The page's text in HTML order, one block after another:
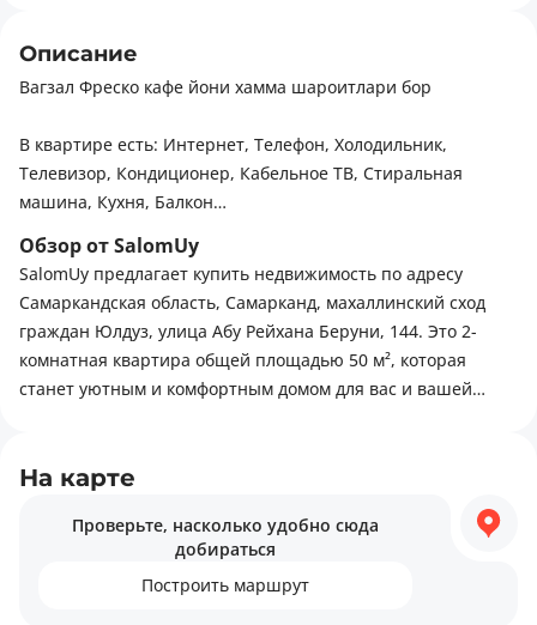
Описание
Вагзал Фреско кафе йони хамма шароитлари бор
В квартире есть: Интернет, Телефон, Холодильник,
Телевизор, Кондиционер, Кабельное ТВ, Стиральная
машина, Кухня, Балкон
Рядом есть: Больница, поликлиника, Детская площадка,
Детский сад, Остановки, Парк, зелёная зона,
Развлекательные заведения, Рестораны, кафе, Стоянка,
Супермаркет, магазины, Школа
Обзор от SalomUy
SalomUy предлагает купить недвижимость по адресу
Самаркандская область, Самарканд, махаллинский сход
граждан Юлдуз, улица Абу Рейхана Беруни, 144. Это 2-
комнатная квартира общей площадью 50 м², которая
станет уютным и комфортным домом для вас и вашей
районе есть всё необходимое: торговые центры,
На карте
Проверьте, насколько удобно сюда
добираться
Построить маршрут